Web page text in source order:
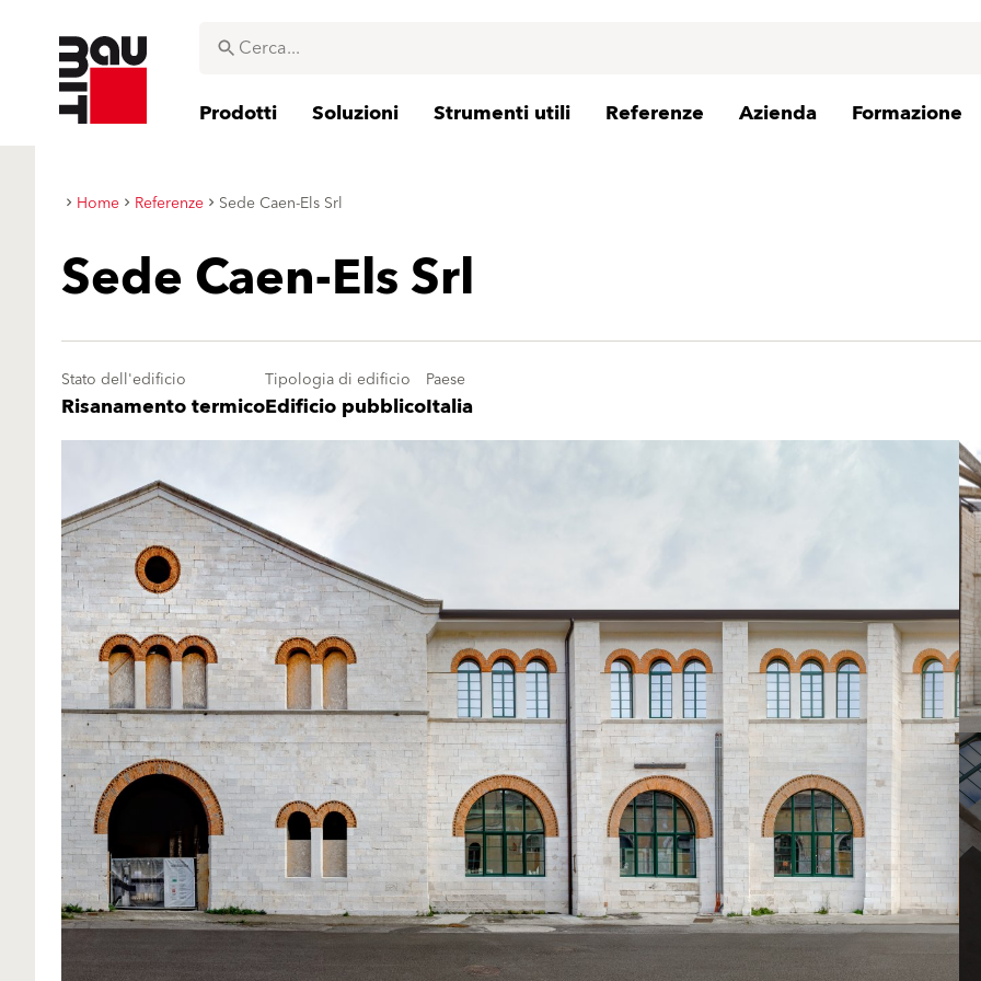
Prodotti Soluzioni Strumenti utili Referenze Azienda Formazione
Home Referenze Sede Caen-Els Srl
Sede Caen-Els Srl
Stato dell'edificio
Risanamento termico
Tipologia di edificio
Edificio pubblico
Paese
Italia